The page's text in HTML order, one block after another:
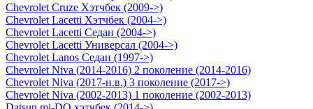
Chevrolet Cruze Хэтчбек (2009->)
Chevrolet Lacetti Хэтчбек (2004->)
Chevrolet Lacetti Седан (2004->)
Chevrolet Lacetti Универсал (2004->)
Chevrolet Lanos Седан (1997->)
Chevrolet Niva (2014-2016) 2 поколение (2014-2016)
Chevrolet Niva (2017-н.в.) 3 поколение (2017->)
Chevrolet Niva (2002-2013) 1 поколение (2002-2013)